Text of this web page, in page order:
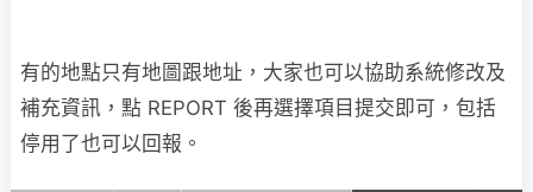
有的地點只有地圖跟地址，大家也可以協助系統修改及
補充資訊，點 REPORT 後再選擇項目提交即可，包括
停用了也可以回報。